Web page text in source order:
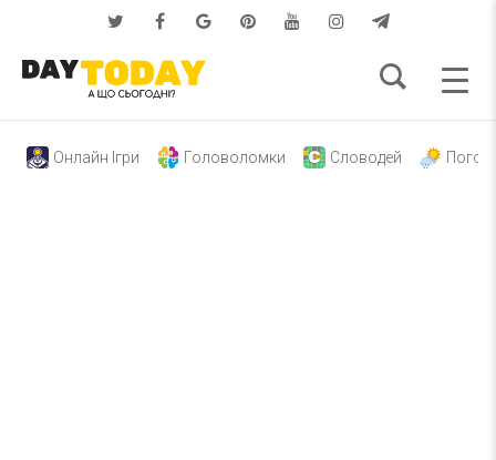
Онлайн Ігри Головоломки Словодей